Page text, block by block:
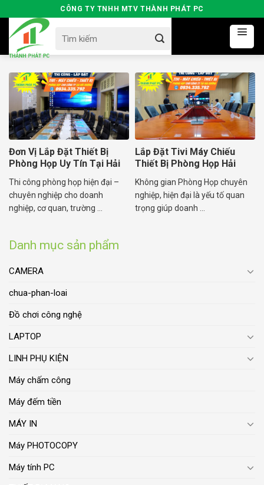
to
content
CÔNG TY TNHH MTV THÀNH PHÁT PC
for:
Danh mục sản phẩm
CAMERA
chua-phan-loai
Đồ chơi công nghệ
LAPTOP
LINH PHỤ KIỆN
Máy chấm công
Máy đếm tiền
MÁY IN
Máy PHOTOCOPY
Máy tính PC
Đơn Vị Lắp Đặt Thiết Bị
Phòng Họp Uy Tín Tại Hải
Thi công phòng họp hiện đại –
chuyên nghiệp cho doanh
nghiệp, cơ quan, trường ...
Lắp Đặt Tivi Máy Chiếu
Thiết Bị Phòng Họp Hải
Không gian Phòng Họp chuyên
nghiệp, hiện đại là yếu tố quan
trọng giúp doanh ...